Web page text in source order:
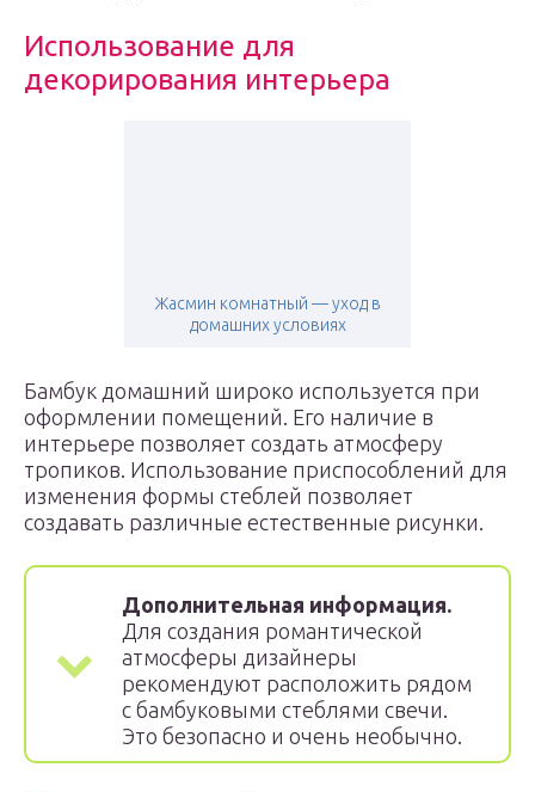
Использование для
декорирования интерьера
Жасмин комнатный — уход в
домашних условиях
Бамбук домашний широко используется при
оформлении помещений. Его наличие в
интерьере позволяет создать атмосферу
тропиков. Использование приспособлений для
изменения формы стеблей позволяет
создавать различные естественные рисунки.
Дополнительная информация.
Для создания романтической
атмосферы дизайнеры
рекомендуют расположить рядом
с бамбуковыми стеблями свечи.
Это безопасно и очень необычно.